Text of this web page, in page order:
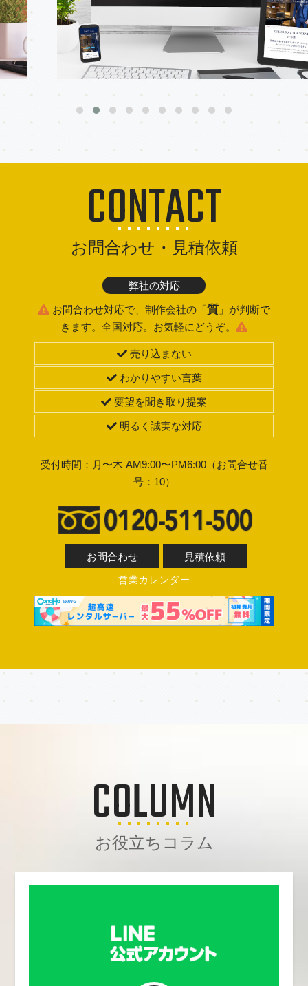
CONTACT
お問合わせ・見積依頼
弊社の対応
お問合わせ対応で、制作会社の「質」が判断で
きます。全国対応。お気軽にどうぞ。
売り込まない
わかりやすい言葉
要望を聞き取り提案
明るく誠実な対応
受付時間：月〜木 AM9:00〜PM6:00（お問合せ番
号：10）
お問合わせ 見積依頼
営業カレンダー
COLUMN
お役立ちコラム